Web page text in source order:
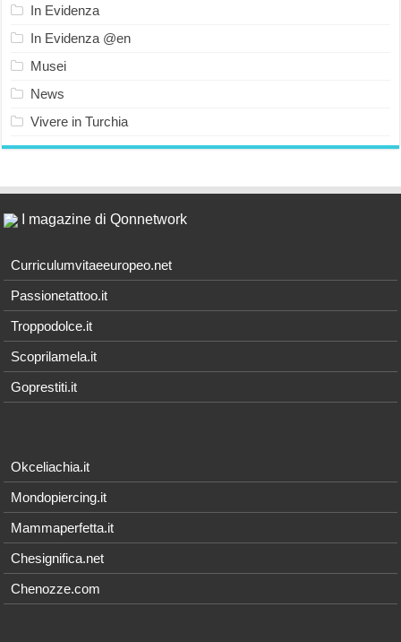
In Evidenza
In Evidenza @en
Musei
News
Vivere in Turchia
I magazine di Qonnetwork
Curriculumvitaeeuropeo.net
Passionetattoo.it
Troppodolce.it
Scoprilamela.it
Goprestiti.it
Okceliachia.it
Mondopiercing.it
Mammaperfetta.it
Chesignifica.net
Chenozze.com